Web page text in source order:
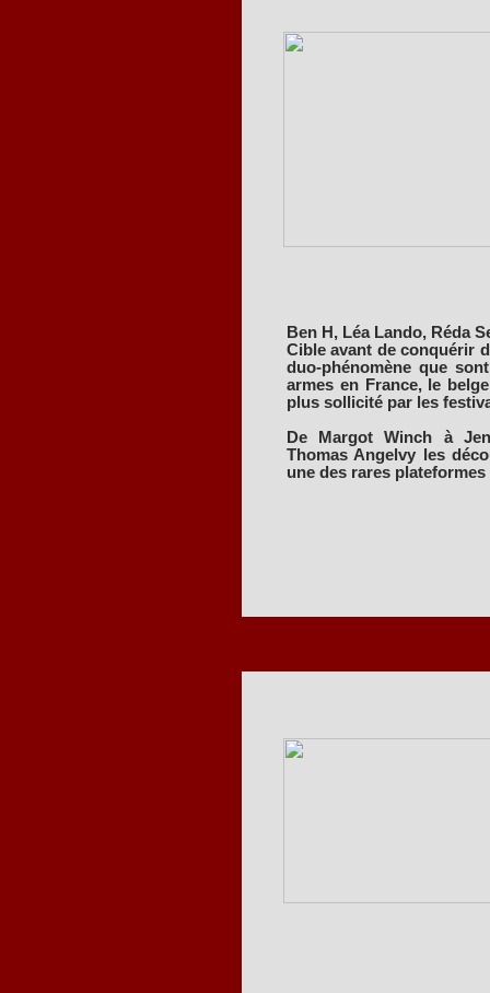
Ben H, Léa Lando, Réda
Cible avant de conquérir
duo-phénomène que
armes en France, le
plus sollicité par les
De Margot Winch à
Thomas Angelvy les
une des rares